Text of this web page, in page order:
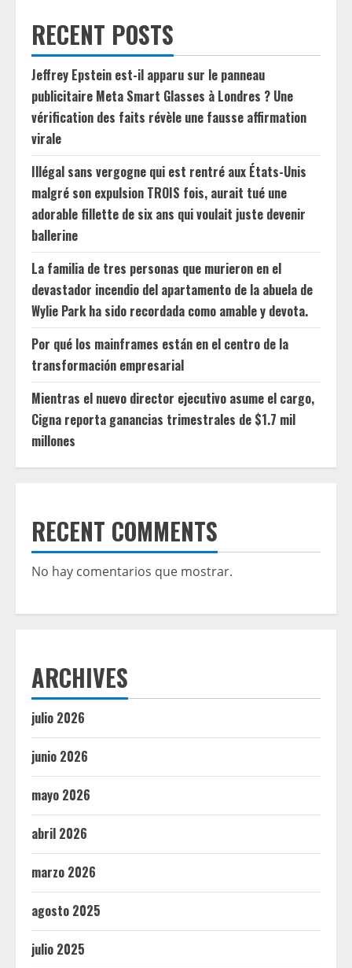
RECENT POSTS
Jeffrey Epstein est-il apparu sur le panneau
publicitaire Meta Smart Glasses à Londres ? Une
vérification des faits révèle une fausse affirmation
virale
Illégal sans vergogne qui est rentré aux États-Unis
malgré son expulsion TROIS fois, aurait tué une
adorable fillette de six ans qui voulait juste devenir
ballerine
La familia de tres personas que murieron en el
devastador incendio del apartamento de la abuela de
Wylie Park ha sido recordada como amable y devota.
Por qué los mainframes están en el centro de la
transformación empresarial
Mientras el nuevo director ejecutivo asume el cargo,
Cigna reporta ganancias trimestrales de $1.7 mil
millones
RECENT COMMENTS
No hay comentarios que mostrar.
ARCHIVES
julio 2026
junio 2026
mayo 2026
abril 2026
marzo 2026
agosto 2025
julio 2025